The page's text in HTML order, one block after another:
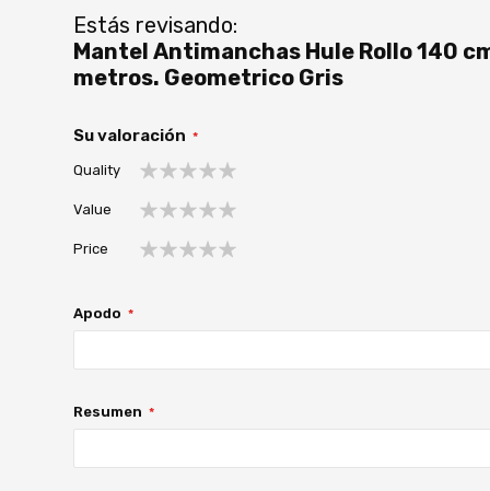
Estás revisando:
Mantel Antimanchas Hule Rollo 140
metros. Geometrico Gris
Su valoración
Quality
estrella
estrellas
estrellas
estrellas
estrellas
Value
estrella
estrellas
estrellas
estrellas
estrellas
Price
Apodo
Resumen